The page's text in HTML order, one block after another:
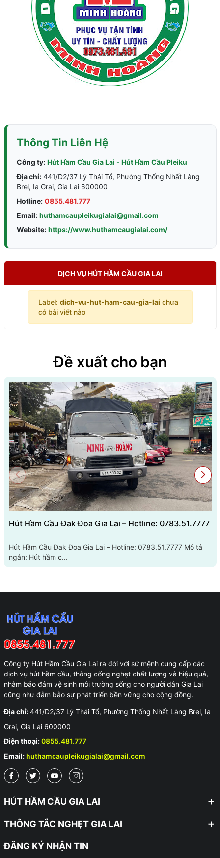
Thông Tin Liên Hệ
Công ty: Hút Hầm Cầu Gia Lai - Hút Hầm Cầu Pleiku
Địa chỉ:441/D2/37 Lý Thái Tổ, Phường Thống Nhất Làng
Brel, Ia Grai, Gia Lai 600000
Hotline: 0855.481.777
Email: huthamcaupleikugialai@gmail.com
Website: https://www.huthamcaugialai.com/
DỊCH VỤ HÚT HẦM CẦU GIA LAI
Label: dich-vu-hut-ham-cau-gia-lai chưa
có bài viết nào
Đề xuất cho bạn
Hút Hầm Cầu Đak Đoa Gia Lai – Hotline: 0783.51.7777
Hút Hầm Cầu Đak Đoa Gia Lai – Hotline: 0783.51.7777 Mô tả
ngắn: Hút hầm c...
Công ty Hút Hầm Cầu Gia Lai ra đời với sứ mệnh cung cấp các
dịch vụ hút hầm cầu, thông cống nghẹt chất lượng và hiệu quả,
nhằm bảo đảm vệ sinh môi trường sống cho người dân Gia Lai
cũng như đảm bảo sự phát triển bền vững cho cộng đồng.
Địa chỉ:441/D2/37 Lý Thái Tổ, Phường Thống Nhất Làng Brel, Ia
Grai, Gia Lai 600000
Điện thoại:0855.481.777
Email: huthamcaupleikugialai@gmail.com
HÚT HẦM CẦU GIA LAI
THÔNG TẮC NGHẸT GIA LAI
ĐĂNG KÝ NHẬN TIN